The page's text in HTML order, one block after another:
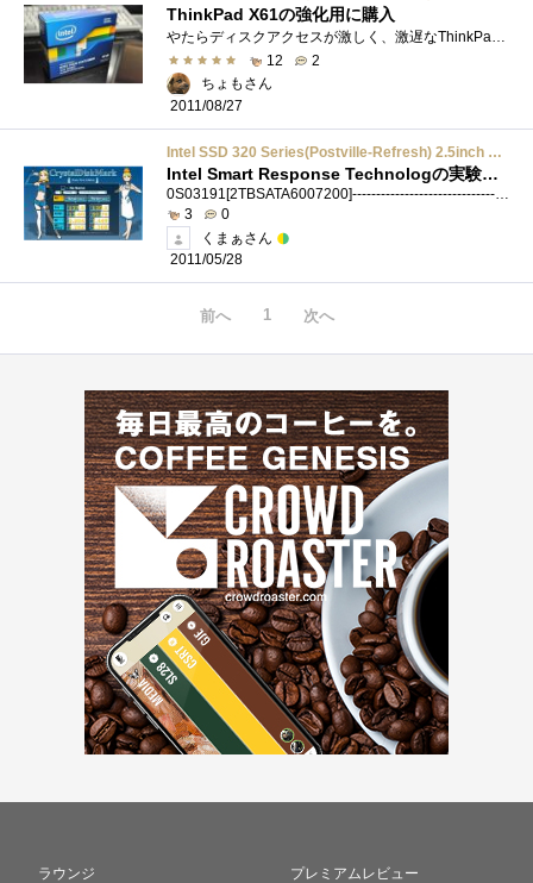
ThinkPad X61の強化用に購入
やたらディスクアクセスが激しく、激遅なThinkPadX61のHDDをSSD化すべく購入。それにしてもintelのSSDも40GBとはいえ、7,000円台で購入できるようになる�...
12
2
ちょもさん
2011/08/27
Intel SSD 320 Series(Postville-Refresh) 2.5inch MLC 9.5mm 40GB ResellerBOX SSDSA2CT040G3K5
Intel Smart Response Technologの実験として
3
0
くまぁさん
2011/05/28
前へ 1 次へ
ラウンジ プレミアムレビュー